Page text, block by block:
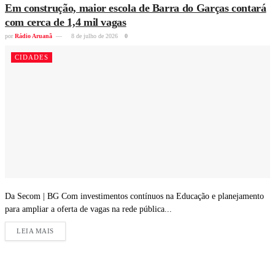
Em construção, maior escola de Barra do Garças contará
com cerca de 1,4 mil vagas
por Rádio Aruanã 8 de julho de 2026 0
CIDADES
Da Secom | BG Com investimentos contínuos na Educação e planejamento
para ampliar a oferta de vagas na rede pública...
LEIA MAIS